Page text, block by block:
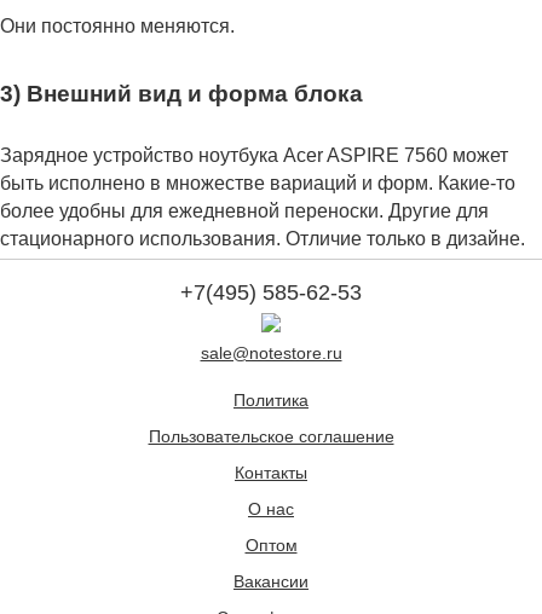
Они постоянно меняются.
3) Внешний вид и форма блока
Зарядное устройство ноутбука Acer ASPIRE 7560 может
быть исполнено в множестве вариаций и форм. Какие-то
более удобны для ежедневной переноски. Другие для
стационарного использования. Отличие только в дизайне.
+7(495) 585-62-53
sale@notestore.ru
Политика
Пользовательское соглашение
Контакты
О нас
Оптом
Вакансии